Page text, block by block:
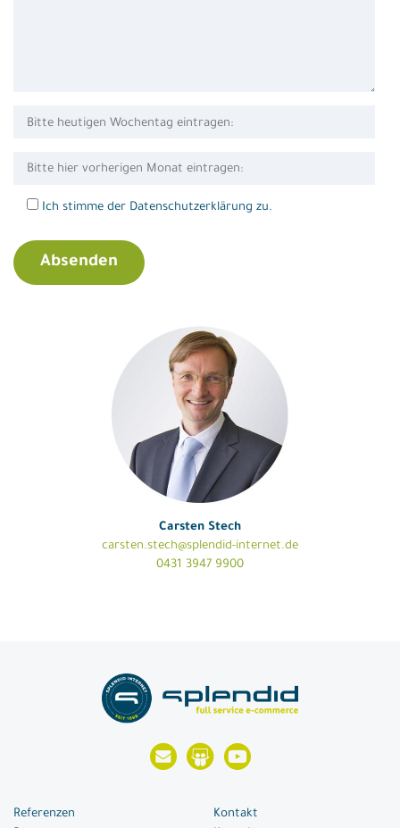
Ich stimme der Datenschutzerklärung zu.
Carsten Stech
carsten.stech@splendid-internet.de
0431 3947 9900
Referenzen
Kontakt